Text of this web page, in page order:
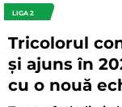
LIGA 2
Tricolorul
și ajuns în
cu o nouă